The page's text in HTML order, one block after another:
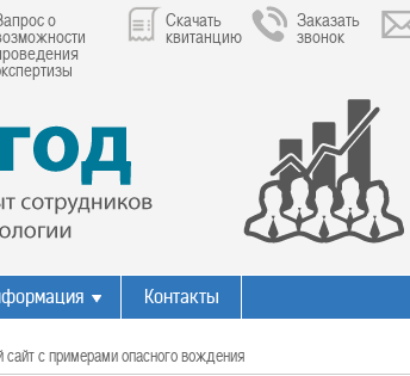
о Скачать
квитанцию
Заказать
звонок
Контакты
сайт с примерами опасного вождения